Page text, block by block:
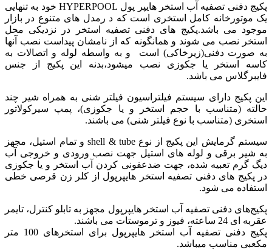
پکیج دفنی تصفیه آب استخر هایپر پول HYPERPOOL خود به تنهایی
یک موتورخانه کامل استخری است که د رمدل های متنوع در بازار
موجود می باشد.پکیج های دفنی تصفیه استخر در نزدیکی محل
استخر نصب می شوند و همانگونه که از نامشان پیداست نصب آنها
به صورت دفنی(زیرخاکی) است و به واسطه لوله و اتصالات به
کاسه استخر یا جکوزی نصب میشود،بدنه این پکیج از جنس
فایبرگلاس می باشد.
این پکیج دارای سیستم فیلتراسیون فیلتر شنی به همراه شیر چند
حالته (متناسب با حجم استخر و یا جکوزی)، پمپ سیرکولاتور
استخری (متناسب با نوع فیلتر شنی) می باشند.
سیستم گرمایش این پکیج از نوع shell & tube و تمام استیل، مجهز
به شیر برقی و لوله های استیل جهت نصب ورودی و خروجی آب
دیگ گرم تعبیه شده، جهت ضدعفونی کردن آب استخر و یا جکوزی
در پکیج های دفنی تصفیه استخر هایپرپول از کلر زن قرصی خطی
استفاده می شود.
پکیج‌های دفنی تصفیه آب استخر هایپرپول مجهز به تابلو کنترل، تایمر
عقربه ای 24 ساعته، فیوز و ترموستات می باشند.
پکیج دفنی تصفیه آب استخر هایپرپول برای استخرهای 100 متر
مکعبی مناسب میباشد.